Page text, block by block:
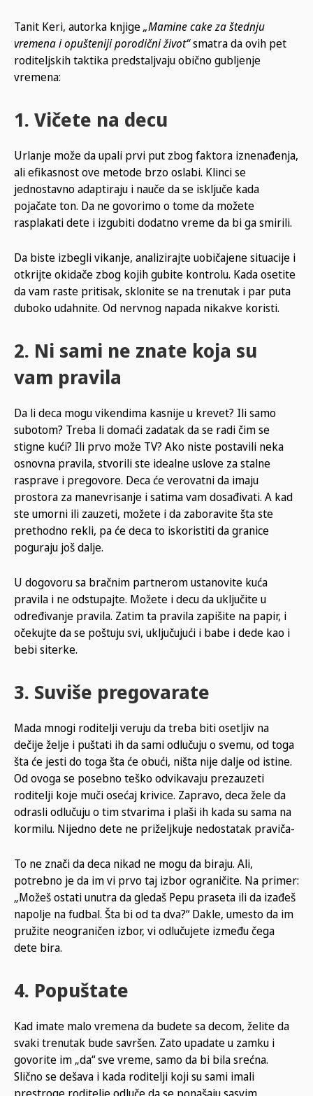
Tanit Keri, autorka knjige„Mamine cake za štednju
vremena i opušteniji porodični život“smatra da ovih pet
roditeljskih taktika predstaljvaju obično gubljenje
vremena:
1. Vičete na decu
Urlanje može da upali prvi put zbog faktora iznenađenja,
ali efikasnost ove metode brzo oslabi. Klinci se
jednostavno adaptiraju i nauče da se isključe kada
pojačate ton. Da ne govorimo o tome da možete
rasplakati dete i izgubiti dodatno vreme da bi ga smirili.
Da biste izbegli vikanje, analizirajte uobičajene situacije i
otkrijte okidače zbog kojih gubite kontrolu. Kada osetite
da vam raste pritisak, sklonite se na trenutak i par puta
duboko udahnite. Od nervnog napada nikakve koristi.
2. Ni sami ne znate koja su
vam pravila
Da li deca mogu vikendima kasnije u krevet? Ili samo
subotom? Treba li domaći zadatak da se radi čim se
stigne kući? Ili prvo može TV? Ako niste postavili neka
osnovna pravila, stvorili ste idealne uslove za stalne
rasprave i pregovore. Deca će verovatni da imaju
prostora za manevrisanje i satima vam dosađivati. A kad
ste umorni ili zauzeti, možete i da zaboravite šta ste
prethodno rekli, pa će deca to iskoristiti da granice
poguraju još dalje.
U dogovoru sa bračnim partnerom ustanovite kuća
pravila i ne odstupajte. Možete i decu da uključite u
određivanje pravila. Zatim ta pravila zapišite na papir, i
očekujte da se poštuju svi, uključujući i babe i dede kao i
bebi siterke.
3. Suviše pregovarate
Mada mnogi roditelji veruju da treba biti osetljiv na
dečije želje i puštati ih da sami odlučuju o svemu, od toga
šta će jesti do toga šta će obući, ništa nije dalje od istine.
Od ovoga se posebno teško odvikavaju prezauzeti
roditelji koje muči osećaj krivice. Zapravo, deca žele da
odrasli odlučuju o tim stvarima i plaši ih kada su sama na
kormilu. Nijedno dete ne priželjkuje nedostatak praviča-
To ne znači da deca nikad ne mogu da biraju. Ali,
potrebno je da im vi prvo taj izbor ograničite. Na primer:
„Možeš ostati unutra da gledaš Pepu praseta ili da izađeš
napolje na fudbal. Šta bi od ta dva?“ Dakle, umesto da im
pružite neograničen izbor, vi odlučujete između čega
dete bira.
4. Popuštate
Kad imate malo vremena da budete sa decom, želite da
svaki trenutak bude savršen. Zato upadate u zamku i
govorite im „da“ sve vreme, samo da bi bila srećna.
Slično se dešava i kada roditelji koji su sami imali